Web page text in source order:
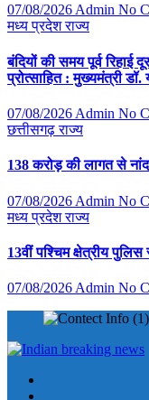
07/08/2026Admin No
मध्य प्रदेशराज्य
बंदियों की समय पूर्व
प्रोत्साहित : मुख्यमंत्री डॉ.
07/08/2026 Admin No
छत्तीसगढ़राज्य
138 करोड़ की लागत से
07/08/2026 Admin No
मध्य प्रदेशराज्य
13वीं पश्चिम क्षेत्रीय
07/08/2026 Admin No